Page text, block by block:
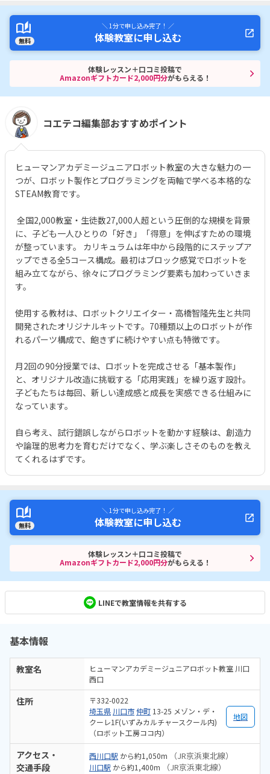
無料
＼ 1分で申し込み完了！ ／
体験教室に申し込む
体験レッスン＋口コミ投稿で
Amazonギフトカード2,000円分がもらえる！
コエテコ編集部おすすめポイント
ヒューマンアカデミージュニアロボット教室の大きな魅力の一
つが、ロボット製作とプログラミングを両軸で学べる本格的な
STEAM教育です。
全国2,000教室・生徒数27,000人超という圧倒的な規模を背景
に、子ども一人ひとりの「好き」「得意」を伸ばすための環境
が整っています。 カリキュラムは年中から段階的にステップア
ップできる全5コース構成。最初はブロック感覚でロボットを
組み立てながら、徐々にプログラミング要素も加わっていきま
す。
使用する教材は、ロボットクリエイター・高橋智隆先生と共同
開発されたオリジナルキットです。70種類以上のロボットが作
れるパーツ構成で、飽きずに続けやすい点も特徴です。
月2回の90分授業では、ロボットを完成させる「基本製作」
と、オリジナル改造に挑戦する「応用実践」を繰り返す設計。
子どもたちは毎回、新しい達成感と成長を実感できる仕組みに
なっています。
自ら考え、試行錯誤しながらロボットを動かす経験は、創造力
や論理的思考力を育むだけでなく、学ぶ楽しさそのものを教え
てくれるはずです。
無料
＼ 1分で申し込み完了！ ／
体験教室に申し込む
体験レッスン＋口コミ投稿で
Amazonギフトカード2,000円分がもらえる！
LINEで教室情報を共有する
基本情報
教室名
ヒューマンアカデミージュニアロボット教室 川口
西口
住所
〒332-0022
埼玉県 川口市仲町 13-25 メゾン・デ・
クーレ1F(いずみカルチャースクール内)
（ロボット工房ココ内）
地図
アクセス・
交通手段
西川口駅 から約1,050m （JR京浜東北線）
川口駅 から約1,400m （JR京浜東北線）